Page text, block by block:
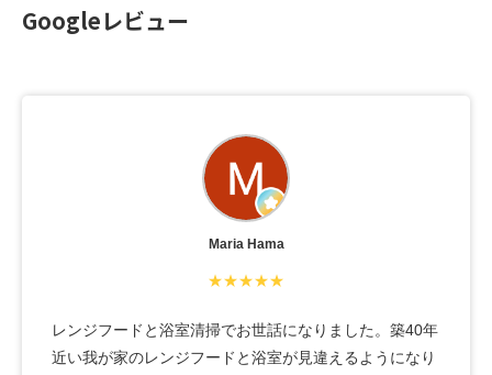
Googleレビュー
Maria Hama
★★★★★
レンジフードと浴室清掃でお世話になりました。築40年
近い我が家のレンジフードと浴室が見違えるようになり